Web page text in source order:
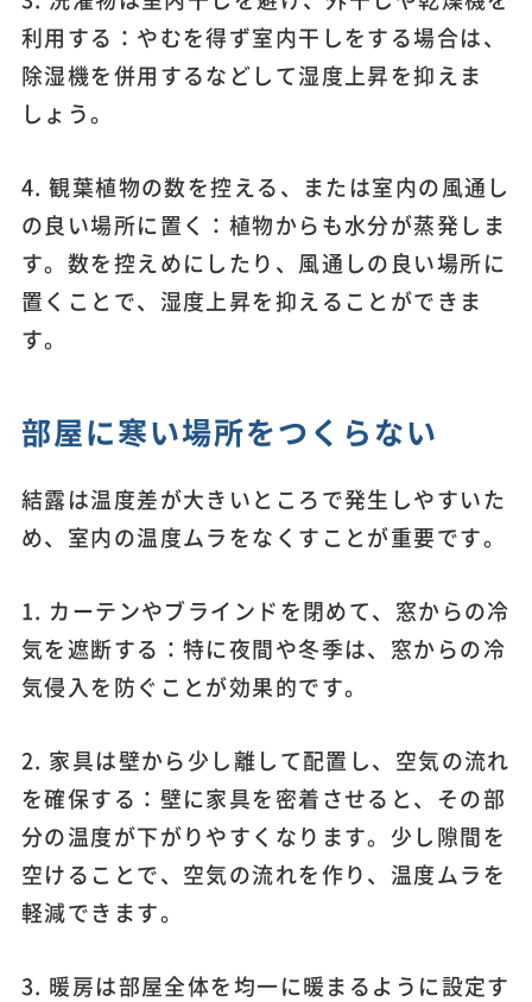
利用する：やむを得ず室内干しをする場合は、
除湿機を併用するなどして湿度上昇を抑えま
しょう。
4. 観葉植物の数を控える、または室内の風通し
の良い場所に置く：植物からも水分が蒸発しま
す。数を控えめにしたり、風通しの良い場所に
置くことで、湿度上昇を抑えることができま
す。
部屋に寒い場所をつくらない
結露は温度差が大きいところで発生しやすいた
め、室内の温度ムラをなくすことが重要です。
1. カーテンやブラインドを閉めて、窓からの冷
気を遮断する：特に夜間や冬季は、窓からの冷
気侵入を防ぐことが効果的です。
2. 家具は壁から少し離して配置し、空気の流れ
を確保する：壁に家具を密着させると、その部
分の温度が下がりやすくなります。少し隙間を
空けることで、空気の流れを作り、温度ムラを
軽減できます。
3. 暖房は部屋全体を均一に暖まるように設定す